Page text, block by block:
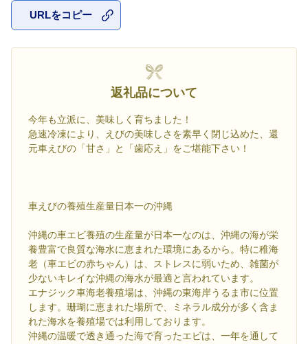
URLをコピー
返礼品について
今年も立派に、美味しく育ちました！
急速冷凍により、えびの美味しさを素早く閉じ込めた、還
元車えびの「甘さ」と「歯応え」をご堪能下さい！
車えびの養殖生産量日本一の沖縄
沖縄の車エビ養殖の生産量が日本一なのは、沖縄の海が栄
養豊富で良質な海水に恵まれた環境にあるから。特に稚海
老（車エビの赤ちゃん）は、ストレスに弱いため、雑菌が
少ないキレイな沖縄の海水が最適と言われています。
エナジック車海老養殖場は、沖縄の東海岸うるま市に位置
します。珊瑚に恵まれた場所で、ミネラル成分が多く含ま
れた海水を養殖場では利用しております。
沖縄の温暖で透き通った海で育ったエビは、一年を通して